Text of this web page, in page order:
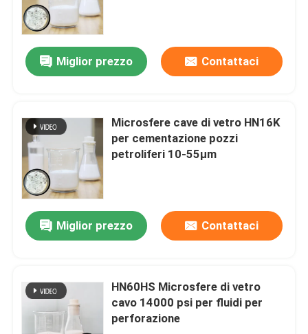
Prodotti
Miglior prezzo Contattaci
Microsfere cave di vetro HN16K
per cementazione pozzi
petroliferi 10-55µm
Miglior prezzo Contattaci
HN60HS Microsfere di vetro
cavo 14000 psi per fluidi per
perforazione